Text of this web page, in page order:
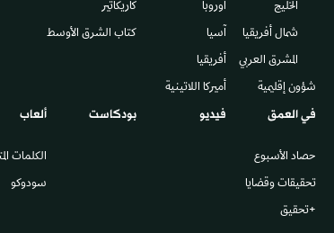
الخليج
شمال أفريقيا
المشرق العربي
شؤون إقليمية
أوروبا
آسيا
أفريقيا
أميركا اللاتينية
كاريكاتير
كتاب الشرق الأوسط
في العمق
حصاد الأسبوع
تحقيقات وقضايا
+تحقيق
فيديو بودكاست ألعاب
الكلمات
سودوكو